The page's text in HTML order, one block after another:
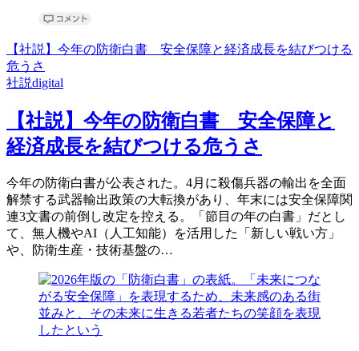
【社説】今年の防衛白書 安全保障と経済成長を結びつける
危うさ
社説digital
【社説】今年の防衛白書 安全保障と
経済成長を結びつける危うさ
今年の防衛白書が公表された。4月に殺傷兵器の輸出を全面
解禁する武器輸出政策の大転換があり、年末には安全保障関
連3文書の前倒し改定を控える。「節目の年の白書」だとし
て、無人機やAI（人工知能）を活用した「新しい戦い方」
や、防衛生産・技術基盤の…